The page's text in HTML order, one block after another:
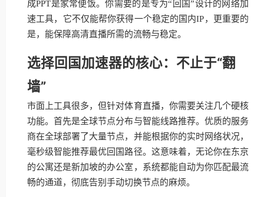
成PPT是家常便饭。你需要的是专为“回国”设计的网络加
速工具，它不仅能帮你获得一个稳定的国内IP，更重要的
是，能保障高清直播所需的流畅与稳定。
选择回国加速器的核心：不止于“翻
墙”
市面上工具很多，但针对体育直播，你需要关注几个硬核
功能。首先是全球节点分布与智能线路推荐。优质的服务
商在全球部署了大量节点，并能根据你的实时网络状况，
毫秒级智能推荐最优回国路径。这意味着，无论你在东京
的公寓还是新加坡的办公室，系统都能自动为你匹配最流
畅的通道，彻底告别手动切换节点的麻烦。